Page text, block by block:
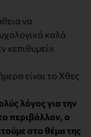
να
καλά
«επιθυμεί»
είναι το Χθες
λόγος για την
περιβάλλον, ο
στο θέμα της